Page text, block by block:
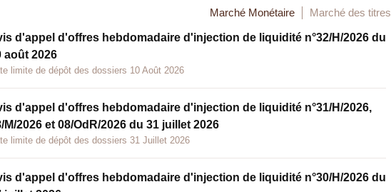
Marché Monétaire Marché des titres
d'appel d'offres hebdomadaire d'injection de liquidité n°32/H/2026 du
août 2026
limite de dépôt des dossiers 10 Août 2026
d'appel d'offres hebdomadaire d'injection de liquidité n°31/H/2026,
M/2026 et 08/OdR/2026 du 31 juillet 2026
limite de dépôt des dossiers 31 Juillet 2026
d'appel d'offres hebdomadaire d'injection de liquidité n°30/H/2026 du